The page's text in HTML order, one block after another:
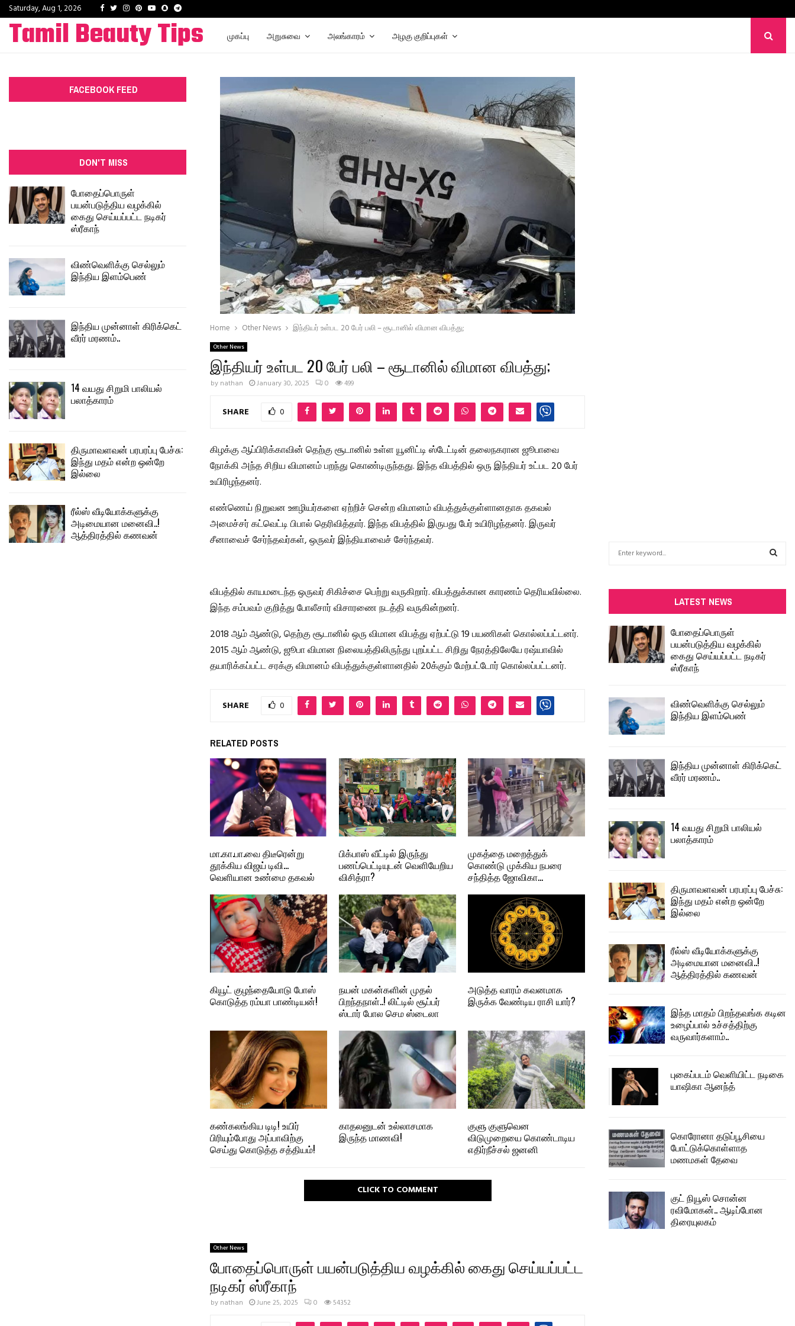
Saturday, Aug 1, 2026 Facebook
TwitterInstagram
PinterestYoutube
SnapchatTelegram
Tamil Beauty Tips முகப்பு அறுசுவை அலங்காரம் அழகு குறிப்புகள்
Home Other News இந்தியர் உள்பட 20 பேர் பலி – சூடானில் விமான விபத்து;
Other News
இந்தியர் உள்பட 20 பேர் பலி – சூடானில் விமான விபத்து;
by nathan January 30, 2025 0 499
SHARE 0
கிழக்கு ஆப்பிரிக்காவின் தெற்கு சூடானில் உள்ள யூனிட்டி ஸ்டேட்டின் தலைநகரான ஜூபாவை
நோக்கி அந்த சிறிய விமானம் பறந்து கொண்டிருந்தது. இந்த விபத்தில் ஒரு இந்தியர் உட்பட 20 பேர்
உயிரிழந்தனர்.
எண்ணெய் நிறுவன ஊழியர்களை ஏற்றிச் சென்ற விமானம் விபத்துக்குள்ளானதாக தகவல்
அமைச்சர் கட்வெட்டி பிபால் தெரிவித்தார். இந்த விபத்தில் இருபது பேர் உயிரிழந்தனர். இருவர்
சீனாவைச் சேர்ந்தவர்கள், ஒருவர் இந்தியாவைச் சேர்ந்தவர்.
விபத்தில் காயமடைந்த ஒருவர் சிகிச்சை பெற்று வருகிறார். விபத்துக்கான காரணம் தெரியவில்லை.
இந்த சம்பவம் குறித்து போலீசார் விசாரணை நடத்தி வருகின்றனர்.
2018 ஆம் ஆண்டு, தெற்கு சூடானில் ஒரு விமான விபத்து ஏற்பட்டு 19 பயணிகள் கொல்லப்பட்டனர்.
2015 ஆம் ஆண்டு, ஜூபா விமான நிலையத்திலிருந்து புறப்பட்ட சிறிது நேரத்திலேயே ரஷ்யாவில்
தயாரிக்கப்பட்ட சரக்கு விமானம் விபத்துக்குள்ளானதில் 20க்கும் மேற்பட்டோர் கொல்லப்பட்டனர்.
SHARE 0
RELATED POSTS
மா.கா.பா.வை திடீரென்று
தூக்கிய விஜய் டிவி…
வெளியான உண்மை தகவல்
பிக்பாஸ் வீட்டில் இருந்து
பணப்பெட்டியுடன் வெளியேறிய
விசித்ரா?
முகத்தை மறைத்துக்
கொண்டு முக்கிய நபரை
சந்தித்த ஜோவிகா…
கியூட் குழந்தையோடு போஸ்
கொடுத்த ரம்யா பாண்டியன்!
நயன் மகன்களின் முதல்
பிறந்தநாள்..! லிட்டில் சூப்பர்
ஸ்டார் போல செம ஸ்டைலா
அடுத்த வாரம் கவனமாக
இருக்க வேண்டிய ராசி யார்?
கண்கலங்கிய டிடி! உயிர்
பிரியும்போது அப்பாவிற்கு
செய்து கொடுத்த சத்தியம்!
காதலனுடன் உல்லாசமாக
இருந்த மாணவி!
குளு குளுவென
விடுமுறையை கொண்டாடிய
எதிர்நீச்சல் ஜனனி
CLICK TO COMMENT
Other News
போதைப்பொருள் பயன்படுத்திய வழக்கில் கைது செய்யப்பட்ட
நடிகர் ஸ்ரீகாந்
by nathan June 25, 2025 0 54352
FACEBOOK FEED
DON'T MISS
போதைப்பொருள்
பயன்படுத்திய வழக்கில்
கைது செய்யப்பட்ட நடிகர்
ஸ்ரீகாந்
விண்வெளிக்கு செல்லும்
இந்திய இளம்பெண்
இந்திய முன்னாள் கிரிக்கெட்
வீரர் மரணம்..
14 வயது சிறுமி பாலியல்
பலாத்காரம்
திருமாவளவன் பரபரப்பு பேச்சு:
இந்து மதம் என்ற ஒன்றே
இல்லை
ரீல்ஸ் வீடியோக்களுக்கு
அடிமையான மனைவி..!
ஆத்திரத்தில் கணவன்
f
o
r
:
LATEST NEWS
போதைப்பொருள்
பயன்படுத்திய வழக்கில்
கைது செய்யப்பட்ட நடிகர்
ஸ்ரீகாந்
விண்வெளிக்கு செல்லும்
இந்திய இளம்பெண்
இந்திய முன்னாள் கிரிக்கெட்
வீரர் மரணம்..
14 வயது சிறுமி பாலியல்
பலாத்காரம்
திருமாவளவன் பரபரப்பு பேச்சு:
இந்து மதம் என்ற ஒன்றே
இல்லை
ரீல்ஸ் வீடியோக்களுக்கு
அடிமையான மனைவி..!
ஆத்திரத்தில் கணவன்
இந்த மாதம் பிறந்தவங்க கடின
உழைப்பால் உச்சத்திற்கு
வருவார்களாம்..
புகைப்படம் வெளியிட்ட நடிகை
யாஷிகா ஆனந்த்
கொரோனா தடுப்பூசியை
போட்டுக்கொள்ளாத
மணமகள் தேவை
குட் நியூஸ் சொன்ன
ரவிமோகன்.. ஆடிப்போன
திரையுலகம்